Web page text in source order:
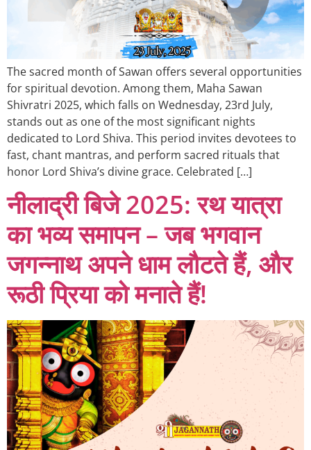
The sacred month of Sawan offers several opportunities
for spiritual devotion. Among them, Maha Sawan
Shivratri 2025, which falls on Wednesday, 23rd July,
stands out as one of the most significant nights
dedicated to Lord Shiva. This period invites devotees to
fast, chant mantras, and perform sacred rituals that
honor Lord Shiva’s divine grace. Celebrated […]
नीलाद्री बिजे 2025: रथ यात्रा
का भव्य समापन – जब भगवान
जगन्नाथ अपने धाम लौटते हैं, और
रूठी प्रिया को मनाते हैं!